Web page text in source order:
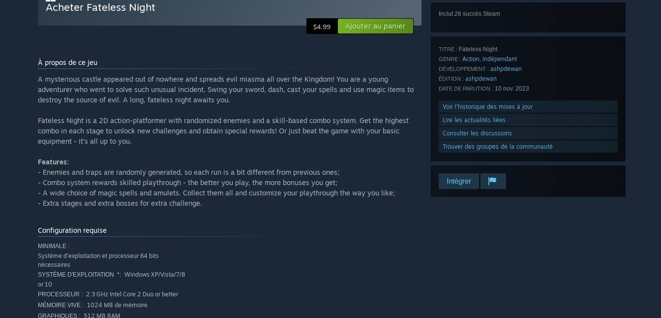
Inclut 26 succès Steam
TITRE : Fateless Night
GENRE : Action, Indépendant
DÉVELOPPEMENT : ashpdewan
ÉDITION : ashpdewan
DATE DE PARUTION : 10 nov. 2023
Voir l'historique des mises à jour
Lire les actualités liées
Consulter les discussions
Trouver des groupes de la communauté
Intégrer
Acheter Fateless Night
$4.99 Ajouter au panier
À propos de ce jeu
A mysterious castle appeared out of nowhere and spreads evil miasma all over the Kingdom! You are a young
adventurer who went to solve such unusual incident. Swing your sword, dash, cast your spells and use magic items to
destroy the source of evil. A long, fateless night awaits you.
Fateless Night is a 2D action-platformer with randomized enemies and a skill-based combo system. Get the highest
combo in each stage to unlock new challenges and obtain special rewards! Or just beat the game with your basic
equipment - it's all up to you.
Features:
- Enemies and traps are randomly generated, so each run is a bit different from previous ones;
- Combo system rewards skilled playthrough - the better you play, the more bonuses you get;
- A wide choice of magic spells and amulets. Collect them all and customize your playthrough the way you like;
- Extra stages and extra bosses for extra challenge.
Configuration requise
MINIMALE :
Système d'exploitation et processeur 64 bits
nécessaires
SYSTÈME D'EXPLOITATION *: Windows XP/Vista/7/8
or 10
PROCESSEUR : 2.3 GHz Intel Core 2 Duo or better
MÉMOIRE VIVE : 1024 MB de mémoire
GRAPHIQUES : 512 MB RAM